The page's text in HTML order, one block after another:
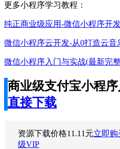
更多小程序学习教程：
纯正商业级应用-微信小程序开
微信小程序云开发-从0打造云音
微信小程序入门与实战(最新完
商业级支付宝小程
直接下载
资源下载价格11.11 元立即购
级VIP